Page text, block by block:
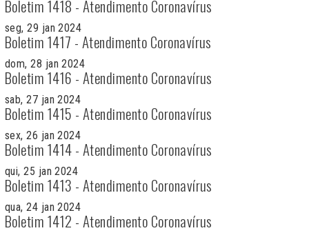
Boletim 1418 - Atendimento Coronavírus
seg, 29 jan 2024
Boletim 1417 - Atendimento Coronavírus
dom, 28 jan 2024
Boletim 1416 - Atendimento Coronavírus
sab, 27 jan 2024
Boletim 1415 - Atendimento Coronavírus
sex, 26 jan 2024
Boletim 1414 - Atendimento Coronavírus
qui, 25 jan 2024
Boletim 1413 - Atendimento Coronavírus
qua, 24 jan 2024
Boletim 1412 - Atendimento Coronavírus